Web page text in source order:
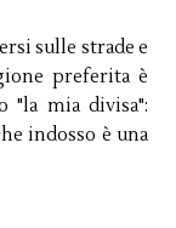
sulle strade e
preferita è
"la mia divisa":
indosso è una